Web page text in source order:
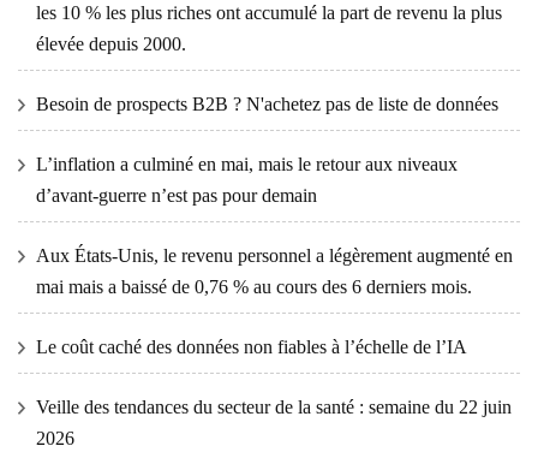
les 10 % les plus riches ont accumulé la part de revenu la plus
élevée depuis 2000.
Besoin de prospects B2B ? N'achetez pas de liste de données
L’inflation a culminé en mai, mais le retour aux niveaux
d’avant-guerre n’est pas pour demain
Aux États-Unis, le revenu personnel a légèrement augmenté en
mai mais a baissé de 0,76 % au cours des 6 derniers mois.
Le coût caché des données non fiables à l’échelle de l’IA
Veille des tendances du secteur de la santé : semaine du 22 juin
2026